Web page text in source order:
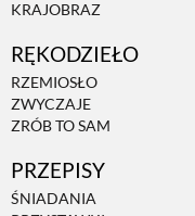
KRAJOBRAZ
RĘKODZIEŁO
RZEMIOSŁO
ZWYCZAJE
ZRÓB TO SAM
PRZEPISY
ŚNIADANIA